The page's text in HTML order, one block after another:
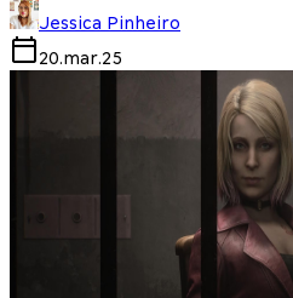
Jessica Pinheiro
20.mar.25